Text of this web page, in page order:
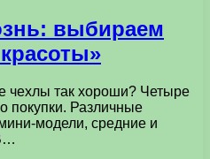
выбираем
чехлы так хороши? Четыре
покупки. Различные
модели, средние и